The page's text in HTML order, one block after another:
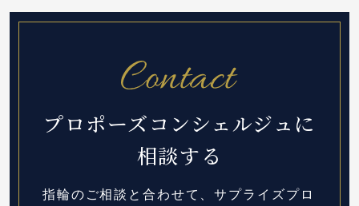
プロポーズコンシェルジュに
相談する
指輪のご相談と合わせて、サプライズプロ